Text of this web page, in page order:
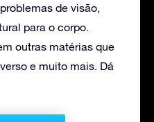
de visão,
para o corpo.
outras matérias que
e muito mais. Dá